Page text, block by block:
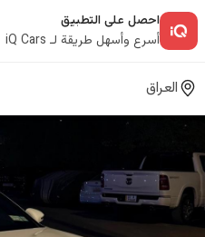
احصل على التطبيق
أسرع وأسهل طريقة لـ iQ Cars
iQ Cars - أكبر سوق للسيارات عبر الإنترنت في العراق
أيكوكارز (iQ Cars) - بيع واشتري سيارتك في سوق السيارات الأكثر ثقة في العراق أفضل صفقة لشراء وبيع سيارتك عبر الإنترنت في أي مكان في العراق، موقع سيارات للبيع في العراق
العراق